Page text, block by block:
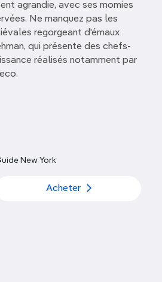
agrandie, avec ses momies
Ne manquez pas les
regorgeant d'émaux
qui présente des chefs-
réalisés notamment par
New York
Acheter